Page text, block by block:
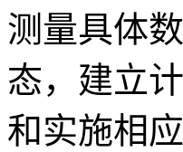
测量具体
态，建立
和实施相